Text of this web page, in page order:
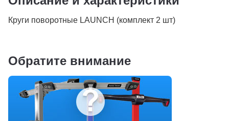
Круги поворотные LAUNCH (комплект 2 шт)
Обратите внимание